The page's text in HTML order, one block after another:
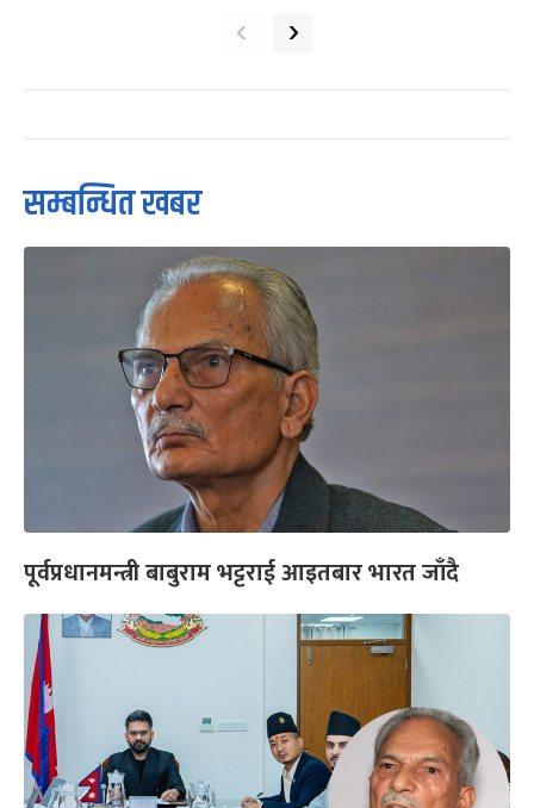
‹ ›
सम्बन्धित खबर
पूर्वप्रधानमन्त्री बाबुराम भट्टराई आइतबार भारत जाँदै